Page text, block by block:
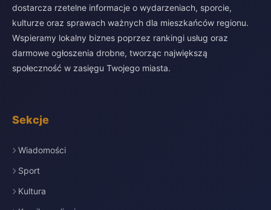
dostarcza rzetelne informacje o wydarzeniach, sporcie,
kulturze oraz sprawach ważnych dla mieszkańców regionu.
Wspieramy lokalny biznes poprzez rankingi usług oraz
darmowe ogłoszenia drobne, tworząc największą
społeczność w zasięgu Twojego miasta.
Sekcje
Wiadomości
Sport
Kultura